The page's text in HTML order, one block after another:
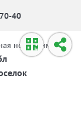
40
недвижимость